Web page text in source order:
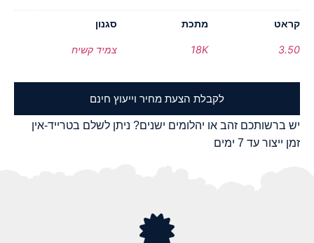
קראט
3.50
מתכת
18K
סגנון
צמיד קשיח
לקבלת הצעת מחיר וייעוץ חינם
יש ברשותכם זהב או יהלומים ישנים? ניתן לשלם בטרייד-אין
זמן ייצור עד 7 ימים